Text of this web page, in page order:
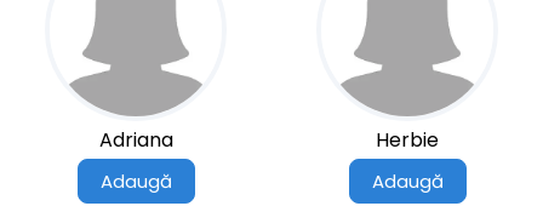
Adriana
Adaugă
Herbie
Adaugă